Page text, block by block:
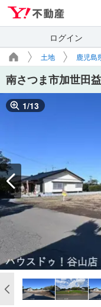
ログイン
土地 鹿児島
南さつま市加世田
1/13